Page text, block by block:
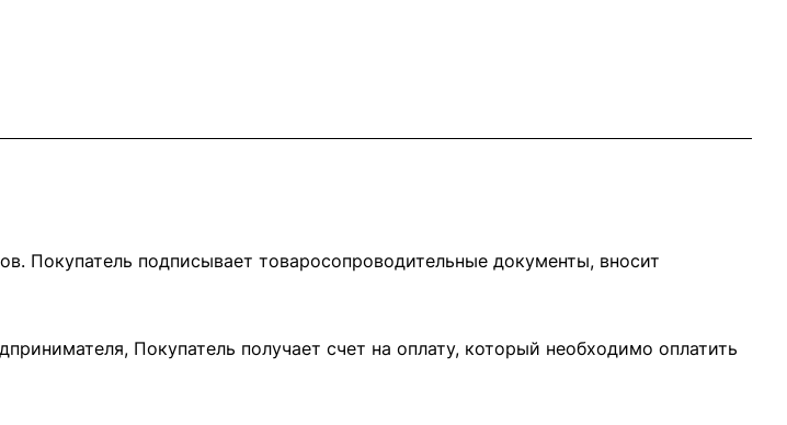
Покупатель подписывает товаросопроводительные документы, вносит
Покупатель получает счет на оплату, который необходимо оплатить